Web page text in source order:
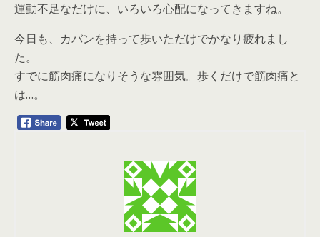
運動不足なだけに、いろいろ心配になってきますね。
今日も、カバンを持って歩いただけでかなり疲れまし
た。
すでに筋肉痛になりそうな雰囲気。歩くだけで筋肉痛と
は…。